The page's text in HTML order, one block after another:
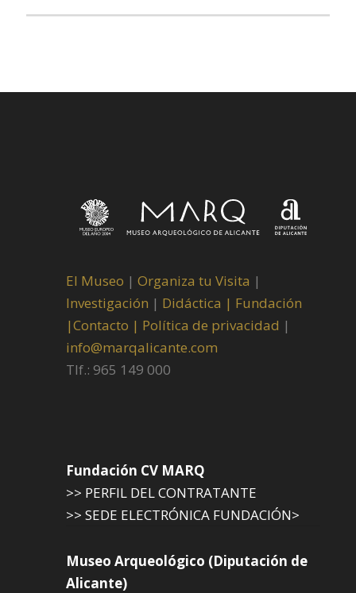
El Museo | Organiza tu Visita |
Investigación | Didáctica | Fundación
|Contacto | Política de privacidad |
info@marqalicante.com
Tlf.: 965 149 000
Fundación CV MARQ
>> PERFIL DEL CONTRATANTE
>> SEDE ELECTRÓNICA FUNDACIÓN>
Museo Arqueológico (Diputación de
Alicante)